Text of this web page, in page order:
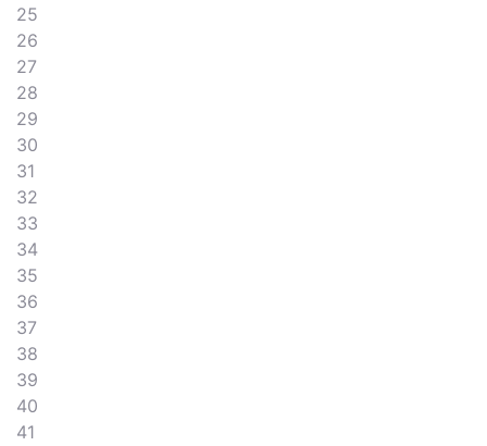
25
26
27
28
29
30
31
32
33
34
35
36
37
38
39
40
41